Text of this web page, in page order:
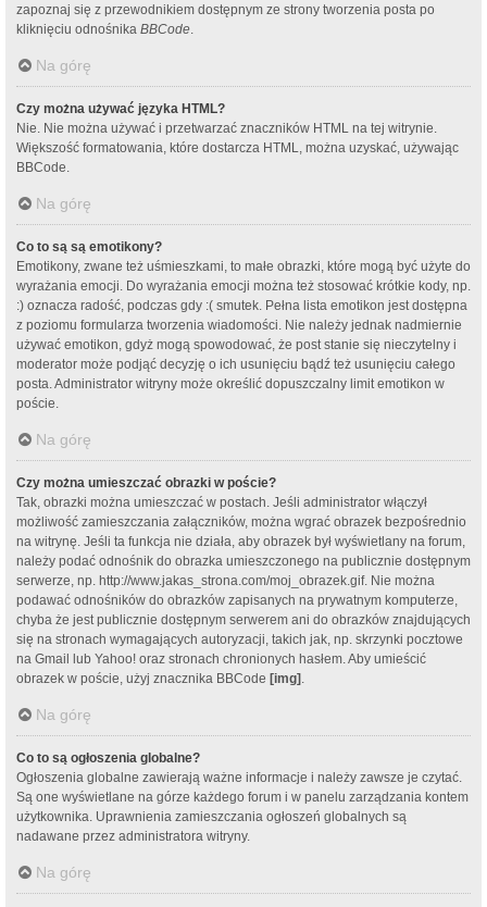
zapoznaj się z przewodnikiem dostępnym ze strony tworzenia posta po
kliknięciu odnośnika BBCode.
Na górę
Czy można używać języka HTML?
Nie. Nie można używać i przetwarzać znaczników HTML na tej witrynie.
Większość formatowania, które dostarcza HTML, można uzyskać, używając
BBCode.
Na górę
Co to są są emotikony?
Emotikony, zwane też uśmieszkami, to małe obrazki, które mogą być użyte do
wyrażania emocji. Do wyrażania emocji można też stosować krótkie kody, np.
:) oznacza radość, podczas gdy :( smutek. Pełna lista emotikon jest dostępna
z poziomu formularza tworzenia wiadomości. Nie należy jednak nadmiernie
używać emotikon, gdyż mogą spowodować, że post stanie się nieczytelny i
moderator może podjąć decyzję o ich usunięciu bądź też usunięciu całego
posta. Administrator witryny może określić dopuszczalny limit emotikon w
poście.
Na górę
Czy można umieszczać obrazki w poście?
Tak, obrazki można umieszczać w postach. Jeśli administrator włączył
możliwość zamieszczania załączników, można wgrać obrazek bezpośrednio
na witrynę. Jeśli ta funkcja nie działa, aby obrazek był wyświetlany na forum,
należy podać odnośnik do obrazka umieszczonego na publicznie dostępnym
serwerze, np. http://www.jakas_strona.com/moj_obrazek.gif. Nie można
podawać odnośników do obrazków zapisanych na prywatnym komputerze,
chyba że jest publicznie dostępnym serwerem ani do obrazków znajdujących
się na stronach wymagających autoryzacji, takich jak, np. skrzynki pocztowe
na Gmail lub Yahoo! oraz stronach chronionych hasłem. Aby umieścić
obrazek w poście, użyj znacznika BBCode [img] .
Na górę
Co to są ogłoszenia globalne?
Ogłoszenia globalne zawierają ważne informacje i należy zawsze je czytać.
Są one wyświetlane na górze każdego forum i w panelu zarządzania kontem
użytkownika. Uprawnienia zamieszczania ogłoszeń globalnych są
nadawane przez administratora witryny.
Na górę